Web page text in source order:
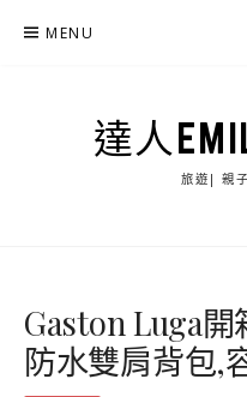
MENU
達人
旅遊| 親
Gaston Luga
防水雙肩背包,